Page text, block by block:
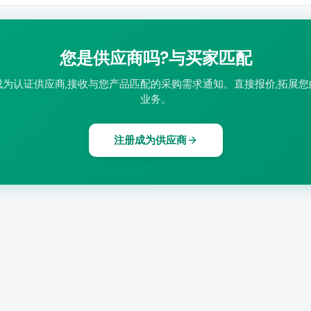
您是供应商吗?与买家匹配
认证供应商,接收与您产品匹配的采购需求通知。直接报价,拓展
业务。
注册成为供应商